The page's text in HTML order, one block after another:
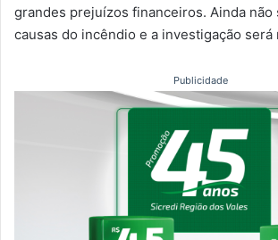
grandes prejuízos financeiros. Ainda não
causas do incêndio e a investigação será
Publicidade